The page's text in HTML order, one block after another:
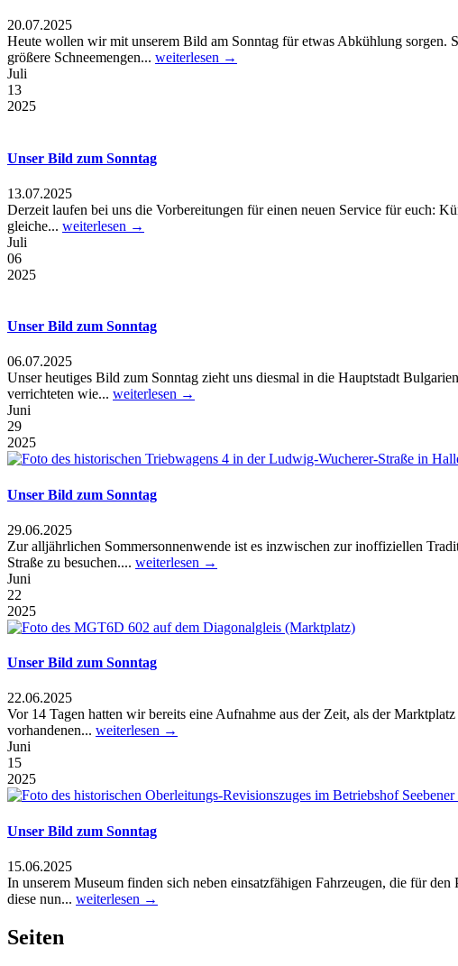
20.07.2025
Heute wollen wir mit unserem Bild am Sonntag für etwas Abkühlung sorgen.
größere Schneemengen... weiterlesen →
Juli
13
2025
Unser Bild zum Sonntag
13.07.2025
Derzeit laufen bei uns die Vorbereitungen für einen neuen Service für euch:
gleiche... weiterlesen →
Juli
06
2025
Unser Bild zum Sonntag
06.07.2025
Unser heutiges Bild zum Sonntag zieht uns diesmal in die Hauptstadt
verrichteten wie... weiterlesen →
Juni
29
2025
Unser Bild zum Sonntag
29.06.2025
Zur alljährlichen Sommersonnenwende ist es inzwischen zur inoffiziellen
Straße zu besuchen.... weiterlesen →
Juni
22
2025
Unser Bild zum Sonntag
22.06.2025
Vor 14 Tagen hatten wir bereits eine Aufnahme aus der Zeit, als der
vorhandenen... weiterlesen →
Juni
15
2025
Unser Bild zum Sonntag
15.06.2025
In unserem Museum finden sich neben einsatzfähigen Fahrzeugen, die für
diese nun... weiterlesen →
Seiten